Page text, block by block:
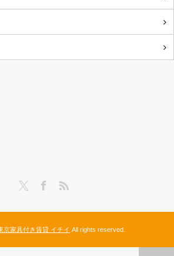
京家具付き賃貸 イチイ All rights reserved.